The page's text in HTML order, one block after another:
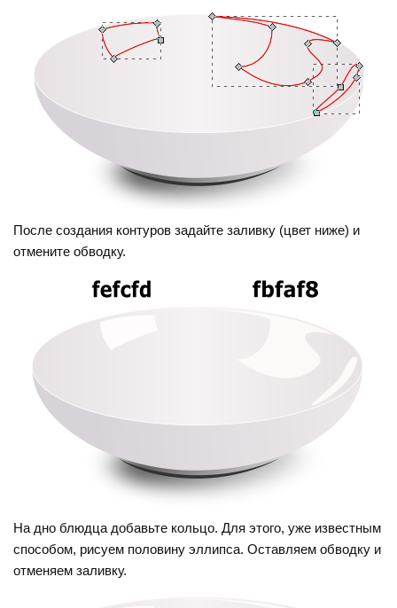
После создания контуров задайте заливку (цвет ниже) и
отмените обводку.
На дно блюдца добавьте кольцо. Для этого, уже известным
способом, рисуем половину эллипса. Оставляем обводку и
отменяем заливку.